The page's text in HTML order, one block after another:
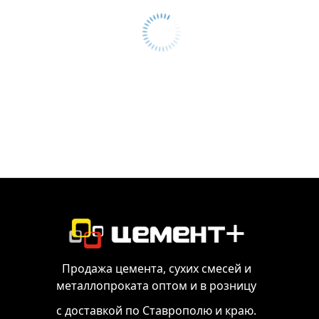
Продажа цемента, сухих смесей и
металлопроката оптом и в розницу
с доставкой по Ставрополю и краю.